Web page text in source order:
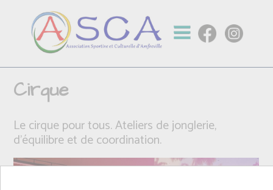
Cirque
Le cirque pour tous. Ateliers de jonglerie,
d'équilibre et de coordination.